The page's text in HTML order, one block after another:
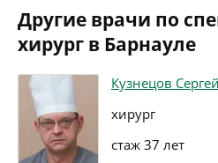
Другие врачи по
хирург в Барнауле
Кузнецов
хирург
стаж 37 лет